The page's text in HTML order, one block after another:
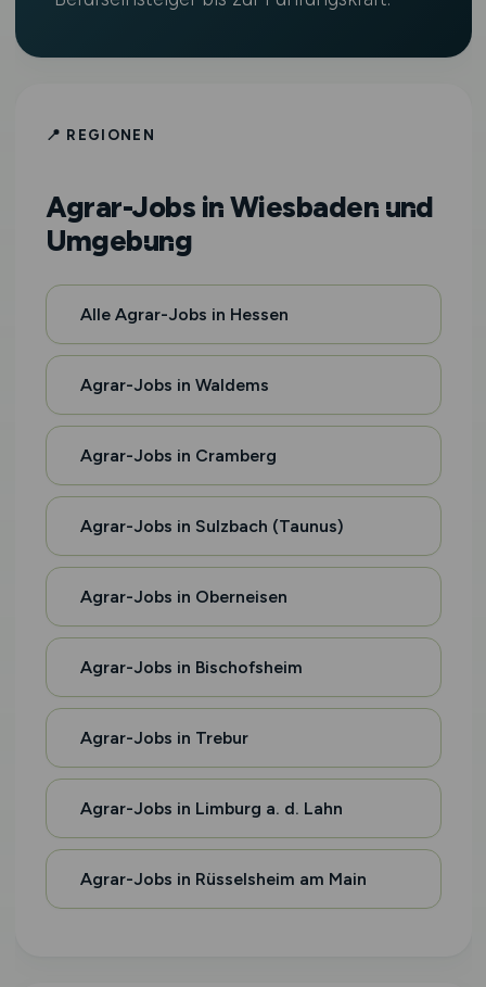
📍 REGIONEN
Agrar-Jobs in Wiesbaden und
Umgebung
Alle Agrar-Jobs in Hessen
Agrar-Jobs in Waldems
Agrar-Jobs in Cramberg
Agrar-Jobs in Sulzbach (Taunus)
Agrar-Jobs in Oberneisen
Agrar-Jobs in Bischofsheim
Agrar-Jobs in Trebur
Agrar-Jobs in Limburg a. d. Lahn
Agrar-Jobs in Rüsselsheim am Main